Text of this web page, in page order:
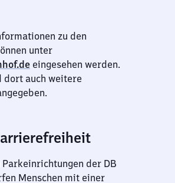
zu den
unter
eingesehen werden.
dort auch weitere
der DB
Menschen mit einer